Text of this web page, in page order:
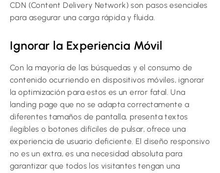
CDN (Content Delivery Network) son pasos esenciales
para asegurar una carga rápida y fluida.
Ignorar la Experiencia Móvil
Con la mayoría de las búsquedas y el consumo de
contenido ocurriendo en dispositivos móviles, ignorar
la optimización para estos es un error fatal. Una
landing page que no se adapta correctamente a
diferentes tamaños de pantalla, presenta textos
ilegibles o botones difíciles de pulsar, ofrece una
experiencia de usuario deficiente. El diseño responsivo
no es un extra, es una necesidad absoluta para
garantizar que todos los visitantes tengan una